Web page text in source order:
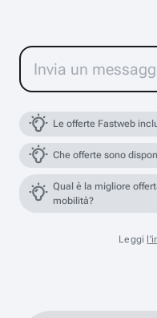
Le offerte Fastweb
Che offerte sono
Qual è la migliore
mobilità?
Leggi